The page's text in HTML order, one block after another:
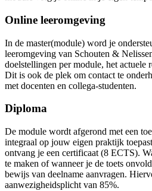
Online leeromgeving
In de master(module) word je
leeromgeving van Schouten &
doelstellingen per module, het actuele
Dit is ook de plek om contact te
met docenten en collega-studenten.
Diploma
De module wordt afgerond met een
integraal op jouw eigen praktijk
ontvang je een certificaat (8 ECTS).
te maken of wanneer je de toets
bewijs van deelname aanvragen.
aanwezigheidsplicht van 85%.